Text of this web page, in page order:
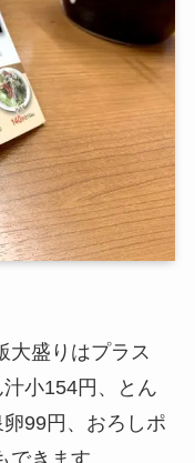
大盛りはプラス
小154円、とん
99円、おろしポ